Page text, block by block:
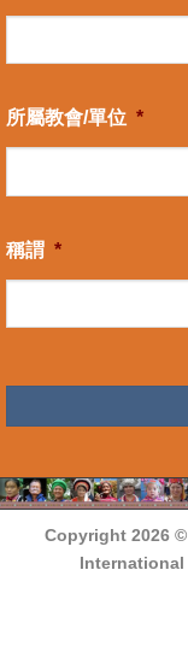
所屬教會/單位 *
稱謂 *
Copyright 2026 ©
International